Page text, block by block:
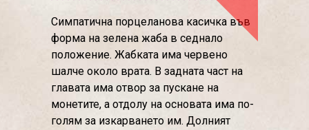
Симпатична порцеланова касичка във
форма на зелена жаба в седнало
положение. Жабката има червено
шалче около врата. В задната част на
главата има отвор за пускане на
монетите, а отдолу на основата има по-
голям за изкарването им. Долният